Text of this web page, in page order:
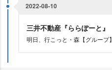
2022-08-10
三井不動産『ららぽーと』
明日、行こっと・森【グループ】